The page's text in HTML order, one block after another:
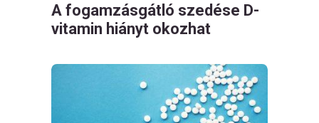
A fogamzásgátló szedése D-
vitamin hiányt okozhat